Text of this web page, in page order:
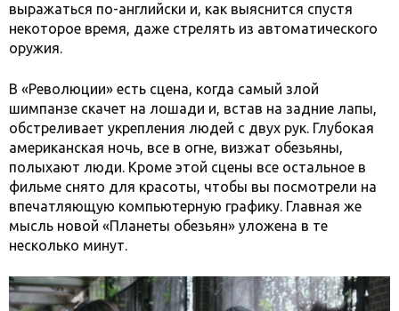
выражаться по-английски и, как выяснится спустя
некоторое время, даже стрелять из автоматического
оружия.
В «Революции» есть сцена, когда самый злой
шимпанзе скачет на лошади и, встав на задние лапы,
обстреливает укрепления людей с двух рук. Глубокая
американская ночь, все в огне, визжат обезьяны,
полыхают люди. Кроме этой сцены все остальное в
фильме снято для красоты, чтобы вы посмотрели на
впечатляющую компьютерную графику. Главная же
мысль новой «Планеты обезьян» уложена в те
несколько минут.